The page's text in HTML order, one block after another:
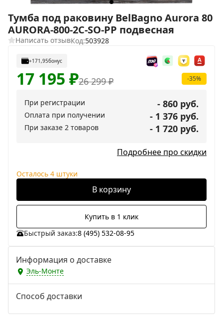
Тумба под раковину BelBagno Aurora 80
AURORA-800-2C-SO-PP подвесная
Написать отзывКод:503928
+171,95бонус
26 299₽
17 195 ₽ -35%
При регистрации - 860 руб.
Оплата при получении - 1 376 руб.
При заказе 2 товаров - 1 720 руб.
Подробнее про скидки
Осталось 4 штуки
В корзину
Купить в 1 клик
Быстрый заказ:8 (495) 532-08-95
Информация о доставке
Эль-Монте
Способ доставки